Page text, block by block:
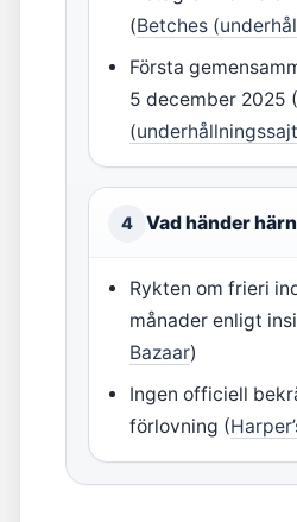
(Betches
Första
5 december 2025 (
4 Vad händer
Rykten om frieri
månader enligt
Bazaar)
Ingen officiell
förlovning (